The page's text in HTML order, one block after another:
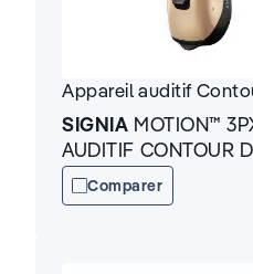
Appareil auditif
SIGNIA MOTION™
AUDITIF CONTOUR
Comparer